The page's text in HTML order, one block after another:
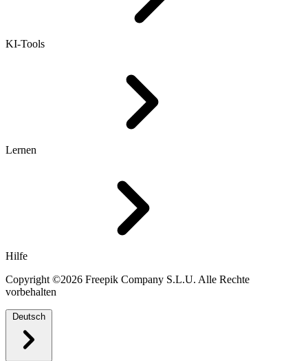
KI-Tools
Lernen
Hilfe
Copyright ©2026 Freepik Company S.L.U. Alle Rechte
vorbehalten
Deutsch